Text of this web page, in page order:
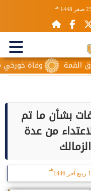
23 صفر 1448 هـ
وفاة خورخي ميسي
بشأن ما تم
من عدة
1446
هـ